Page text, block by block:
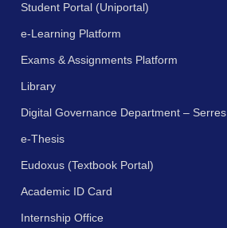
Student Portal (Uniportal)
e-Learning Platform
Exams & Assignments Platform
Library
Digital Governance Department – Serres
e-Thesis
Eudoxus (Textbook Portal)
Academic ID Card
Internship Office